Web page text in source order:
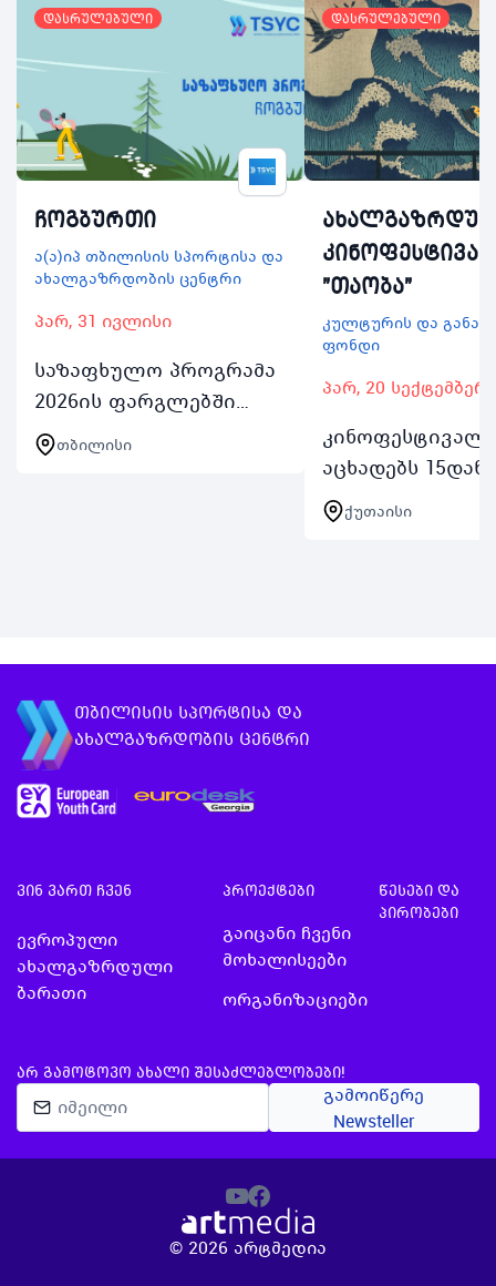
დასრულებული
ჩოგბურთი
ა(ა)იპ თბილისის სპორტისა და
ახალგაზრდობის ცენტრი
პარ, 31 ივლისი
საზაფხულო პროგრამა
2026ის ფარგლებში
ჩოგბურთის ცენტრის
ვაკის პარკის
თბილისი
დასრულებული
"თაობა"
კულტურის და
ფონდი
პარ, 20
აცხადებს 15დან
წლამდე ასაკის
მონაწილეების
ქუთაისი
თბილისის სპორტისა და
ახალგაზრდობის ცენტრი
ვინ ვართ ჩვენ
ევროპული
ახალგაზრდული
ბარათი
პროექტები
გაიცანი ჩვენი
მოხალისეები
ორგანიზაციები
წესები და
პირობები
ᲐᲠ ᲒᲐᲛᲝᲢᲝᲕᲝ ᲐᲮᲐᲚᲘ ᲨᲔᲡᲐᲫᲚᲔᲑᲚᲝᲑᲔᲑᲘ!
გამოიწერე
Newsteller
© 2026 არტმედია